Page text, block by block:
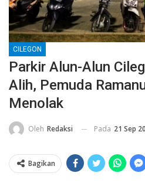
CILEGON
Parkir Alun-Alun
Alih, Pemuda
Menolak
Oleh Redaksi Pada 21 Sep
Bagikan